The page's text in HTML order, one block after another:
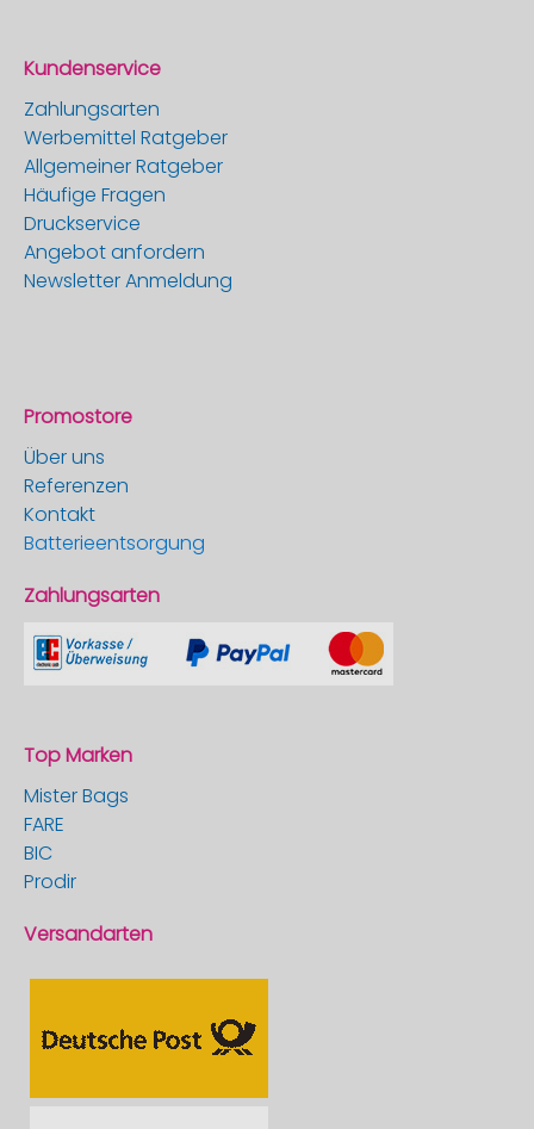
Kundenservice
Zahlungsarten
Werbemittel Ratgeber
Allgemeiner Ratgeber
Häufige Fragen
Druckservice
Angebot anfordern
Newsletter Anmeldung
Promostore
Über uns
Referenzen
Kontakt
Batterieentsorgung
Zahlungsarten
Top Marken
Mister Bags
FARE
BIC
Prodir
Versandarten